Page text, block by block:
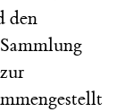
den